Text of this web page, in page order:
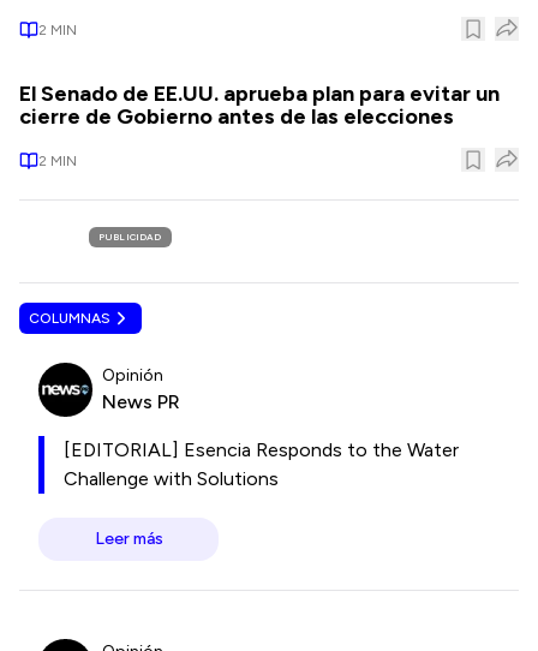
2 MIN
El Senado de EE.UU. aprueba plan para evitar un
cierre de Gobierno antes de las elecciones
2 MIN
PUBLICIDAD
COLUMNAS
Opinión
News PR
[EDITORIAL] Esencia Responds to the Water
Challenge with Solutions
Leer más